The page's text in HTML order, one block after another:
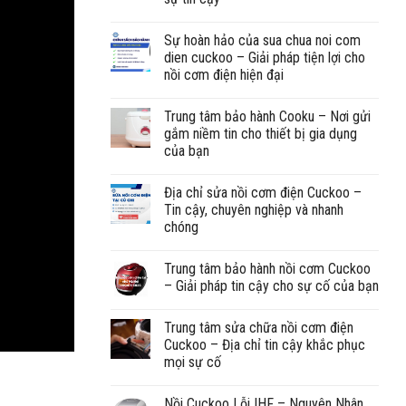
Sự hoàn hảo của sua chua noi com
dien cuckoo – Giải pháp tiện lợi cho
nồi cơm điện hiện đại
Trung tâm bảo hành Cooku – Nơi gửi
gắm niềm tin cho thiết bị gia dụng
của bạn
Địa chỉ sửa nồi cơm điện Cuckoo –
Tin cậy, chuyên nghiệp và nhanh
chóng
Trung tâm bảo hành nồi cơm Cuckoo
– Giải pháp tin cậy cho sự cố của bạn
Trung tâm sửa chữa nồi cơm điện
Cuckoo – Địa chỉ tin cậy khắc phục
mọi sự cố